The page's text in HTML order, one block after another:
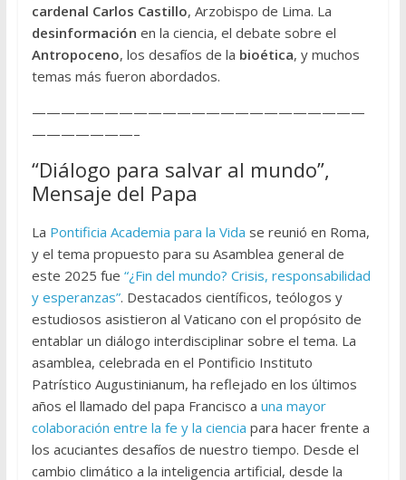
cardenal Carlos Castillo, Arzobispo de Lima. La
desinformación en la ciencia, el debate sobre el
Antropoceno, los desafíos de la bioética, y muchos
temas más fueron abordados.
———————————————————————
———————–
“Diálogo para salvar al mundo”,
Mensaje del Papa
La Pontificia Academia para la Vida se reunió en Roma,
y el tema propuesto para su Asamblea general de
este 2025 fue “¿Fin del mundo? Crisis, responsabilidad
y esperanzas”. Destacados científicos, teólogos y
estudiosos asistieron al Vaticano con el propósito de
entablar un diálogo interdisciplinar sobre el tema. La
asamblea, celebrada en el Pontificio Instituto
Patrístico Augustinianum, ha reflejado en los últimos
años el llamado del papa Francisco a una mayor
colaboración entre la fe y la ciencia para hacer frente a
los acuciantes desafíos de nuestro tiempo. Desde el
cambio climático a la inteligencia artificial, desde la